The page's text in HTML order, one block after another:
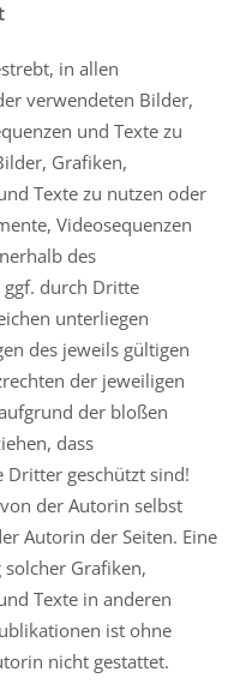
in allen
verwendeten Bilder,
und Texte zu
Grafiken,
Texte zu nutzen oder
Videosequenzen
des
durch Dritte
unterliegen
des jeweils gültigen
der jeweiligen
der bloßen
dass
Dritter geschützt sind!
der Autorin selbst
Autorin der Seiten. Eine
Grafiken,
Texte in anderen
ist ohne
nicht gestattet.